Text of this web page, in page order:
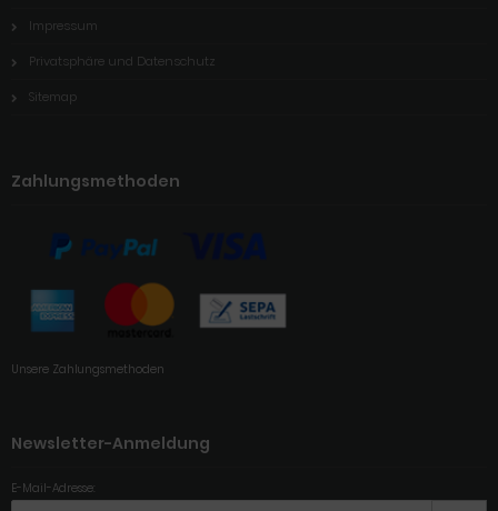
Impressum
Privatsphäre und Datenschutz
Sitemap
Zahlungsmethoden
Unsere Zahlungsmethoden
Newsletter-Anmeldung
E-Mail-Adresse: